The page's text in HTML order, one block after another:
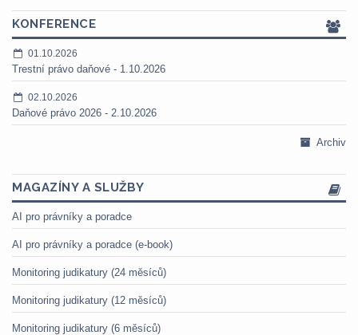
KONFERENCE
01.10.2026
Trestní právo daňové - 1.10.2026
02.10.2026
Daňové právo 2026 - 2.10.2026
Archiv
MAGAZÍNY A SLUŽBY
AI pro právníky a poradce
AI pro právníky a poradce (e-book)
Monitoring judikatury (24 měsíců)
Monitoring judikatury (12 měsíců)
Monitoring judikatury (6 měsíců)